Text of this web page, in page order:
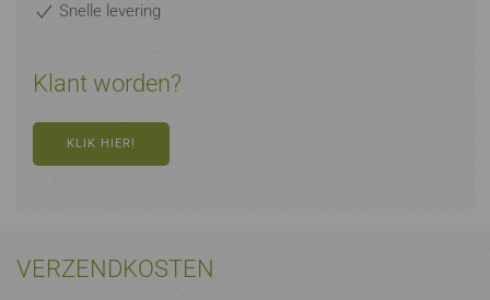
Snelle levering
Klant worden?
KLIK HIER!
VERZENDKOSTEN